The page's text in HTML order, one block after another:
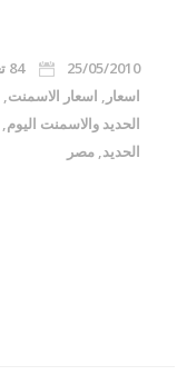
25/05/2010 84 تعليق
اسعار , اسعار الاسمنت,
الحديد والاسمنت اليوم,
الحديد,مصر